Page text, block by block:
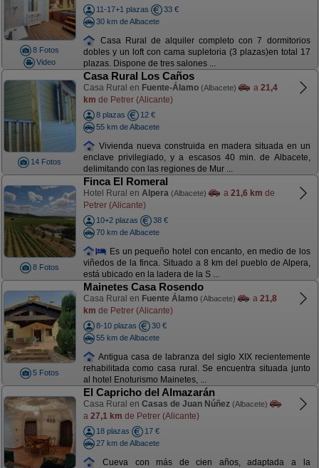
8 Fotos
Video
11-17+1 plazas
33 €
30 km de Albacete
Casa Rural de alquiler completo con 7 dormitorios
dobles y un loft con cama supletoria (3 plazas)en total 17
plazas. Dispone de tres salones ...
14 Fotos
Casa Rural Los Caños
Casa Rural en Fuente-Álamo (Albacete) a 21,4
km de Petrer (Alicante)
8 plazas
12 €
55 km de Albacete
Vivienda nueva construida en madera situada en un
enclave privilegiado, y a escasos 40 min. de Albacete,
delimitando con las regiones de Mur ...
8 Fotos
Finca El Romeral
Hotel Rural en Alpera (Albacete) a 21,6 km de
Petrer (Alicante)
10+2 plazas
38 €
70 km de Albacete
Es un pequeño hotel con encanto, en medio de los
viñedos de la finca. Situado a 8 km del pueblo de Alpera,
está ubicado en la ladera de la S ...
5 Fotos
Mainetes Casa Rosendo
Casa Rural en Fuente Álamo (Albacete) a 21,8
km de Petrer (Alicante)
8-10 plazas
30 €
55 km de Albacete
Antigua casa de labranza del siglo XIX recientemente
rehabilitada como casa rural. Se encuentra situada junto
al hotel Enoturismo Mainetes, ...
El Capricho del Almazarán
Casa Rural en Casas de Juan Núñez (Albacete)
a 27,1 km de Petrer (Alicante)
18 plazas
17 €
27 km de Albacete
Cueva con más de cien años, adaptada a la